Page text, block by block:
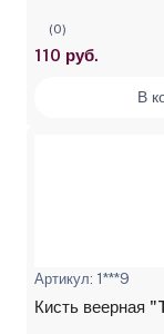
(0)
110 руб.
В
Артикул: 1***9
Кисть веерная